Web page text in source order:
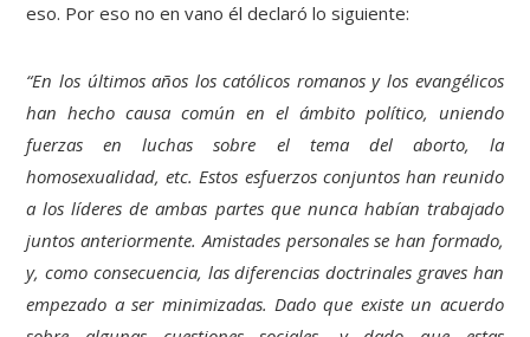
eso. Por eso no en vano él declaró lo siguiente:
“En los últimos años los católicos romanos y los evangélicos
han hecho causa común en el ámbito político, uniendo
fuerzas en luchas sobre el tema del aborto, la
homosexualidad, etc. Estos esfuerzos conjuntos han reunido
a los líderes de ambas partes que nunca habían trabajado
juntos anteriormente. Amistades personales se han formado,
y, como consecuencia, las diferencias doctrinales graves han
empezado a ser minimizadas. Dado que existe un acuerdo